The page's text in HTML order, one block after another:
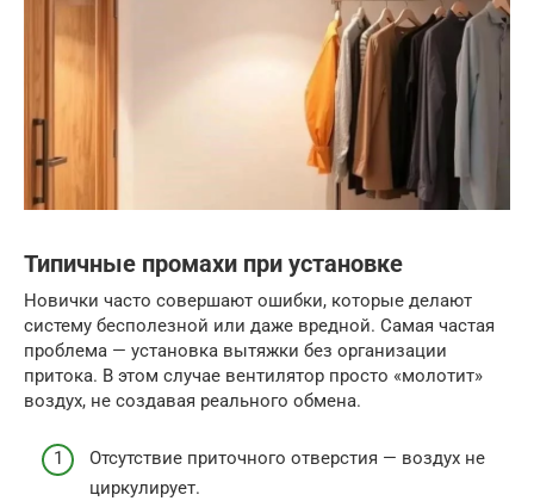
Типичные промахи при установке
Новички часто совершают ошибки, которые делают
систему бесполезной или даже вредной. Самая частая
проблема — установка вытяжки без организации
притока. В этом случае вентилятор просто «молотит»
воздух, не создавая реального обмена.
Отсутствие приточного отверстия — воздух не
циркулирует.